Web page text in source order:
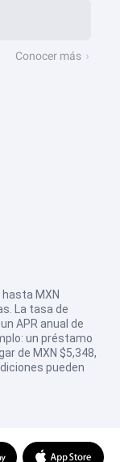
Conocer más
MXN
La tasa de
APR anual de
un préstamo
de MXN $5,348,
pueden